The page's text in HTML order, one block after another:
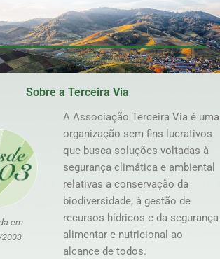
Sobre a Terceira Via
em
A Associação Terceira Via é uma
organização sem fins lucrativos
que busca soluções voltadas à
segurança climática e ambiental
relativas a conservação da
biodiversidade, à gestão de
recursos hídricos e da segurança
alimentar e nutricional ao
alcance de todos.